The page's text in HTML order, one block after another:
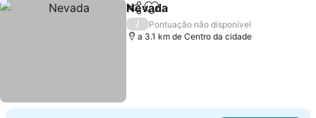
PartilharAdicionar aos favoritos
Nevada
/
Pontuação não disponível
a 3.1 km de Centro da cidade